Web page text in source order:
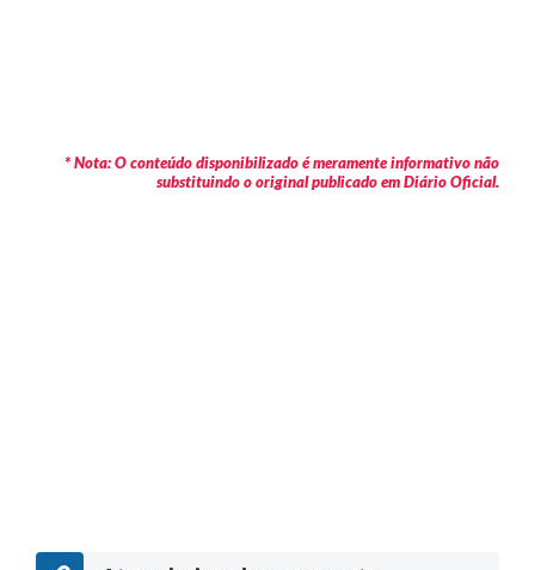
* Nota: O conteúdo disponibilizado é meramente informativo não
substituindo o original publicado em Diário Oficial.